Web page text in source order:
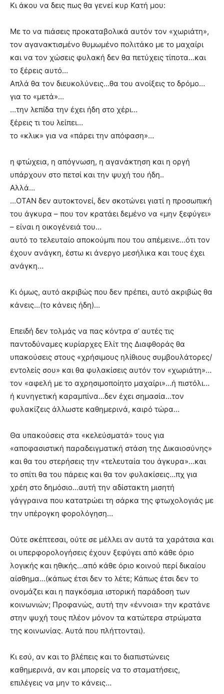
Κι άκου να δεις πως θα γενεί κυρ Κατή μου:
Με το να πιάσεις προκαταβολικά αυτόν τον «χωριάτη»,
τον αγανακτισμένο θυμωμένο πολιτάκο με το μαχαίρι
και να τον χώσεις φυλακή δεν θα πετύχεις τίποτα…και
το ξέρεις αυτό…
Απλά θα τον διευκολύνεις…θα του ανοίξεις το δρόμο…
για το «μετά»…
…την λεπίδα την έχει ήδη στο χέρι…
ξέρεις τι του λείπει…
το «κλικ» για να «πάρει την απόφαση»…
η φτώχεια, η απόγνωση, η αγανάκτηση και η οργή
υπάρχουν στο πετσί και την ψυχή του ήδη..
Αλλά…
…ΟΤΑΝ δεν αυτοκτονεί, δεν σκοτώνει γιατί η προσωπική
του άγκυρα – που τον κρατάει δεμένο να «μην ξεφύγει»
– είναι η οικογένειά του…
αυτό το τελευταίο αποκούμπι που του απέμεινε…ότι τον
έχουν ανάγκη, έστω κι άνεργο μεσήλικα και τους έχει
ανάγκη…
Κι όμως, αυτό ακριβώς που δεν πρέπει, αυτό ακριβώς θα
κάνεις…(το κάνεις ήδη)…
Επειδή δεν τολμάς να πας κόντρα σ’ αυτές τις
παντοδύναμες κυρίαρχες Ελίτ της Διαφθοράς θα
υπακούσεις στους «χρήσιμους ηλίθιους συμβουλάτορες/
εντολείς σου» και θα φυλακίσεις αυτόν τον «χωριάτη»…
τον «αφελή με το αχρησιμοποίητο μαχαίρι»…ή πιστόλι…
ή κυνηγετική καραμπίνα…δεν έχει σημασία…τον
φυλακίζεις άλλωστε καθημερινά, καιρό τώρα…
Θα υπακούσεις στα «κελεύσματά» τους για
«αποφασιστική παραδειγματική στάση της Δικαιοσύνης»
και θα του στερήσεις την «τελευταία του άγκυρα»…και
το σπίτι θα του πάρεις και θα τον φυλακίσεις…πχ για
χρέη στο δημόσιο…αυτή την αδίστακτη μισητή
γάγγραινα που κατατρώει τη σάρκα της φτωχολογιάς με
την υπέρογκη φορολόγηση…
Ούτε σκέπτεσαι, ούτε σε μέλλει αν αυτά τα χαράτσια και
οι υπερφορολογήσεις έχουν ξεφύγει από κάθε όριο
λογικής και ηθικής…από κάθε όριο κοινού περί δικαίου
αίσθημα…(κάπως έτσι δεν το λέτε; Κάπως έτσι δεν το
ονομάζει και η παγκόσμια ιστορική παράδοση των
κοινωνιών; Προφανώς, αυτή την «έννοια» την κρατάνε
στην ψυχή τους πλέον μόνον τα κατώτερα στρώματα
της κοινωνίας. Αυτά που πλήττονται).
Κι εσύ, αν και το βλέπεις και το διαπιστώνεις
καθημερινά, αν και μπορείς να το σταματήσεις,
επιλέγεις να μην το κάνεις…